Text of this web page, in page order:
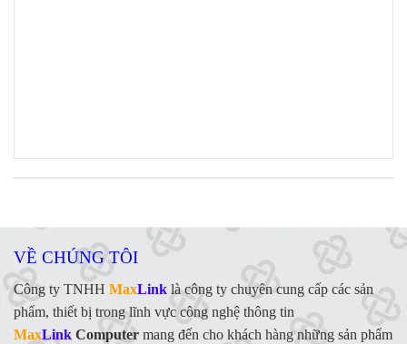
VỀ CHÚNG TÔI
Công ty TNHH MaxLink là công ty chuyên cung cấp các sản
phẩm, thiết bị trong lĩnh vực công nghệ thông tin
MaxLink Computer mang đến cho khách hàng những sản phẩm